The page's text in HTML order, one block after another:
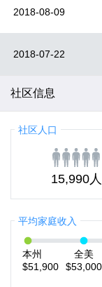
2018-08-09
2018-07-22
社区信息
社区人口
15,990人
平均家庭收入
本州
$51,900
全美
$53,000